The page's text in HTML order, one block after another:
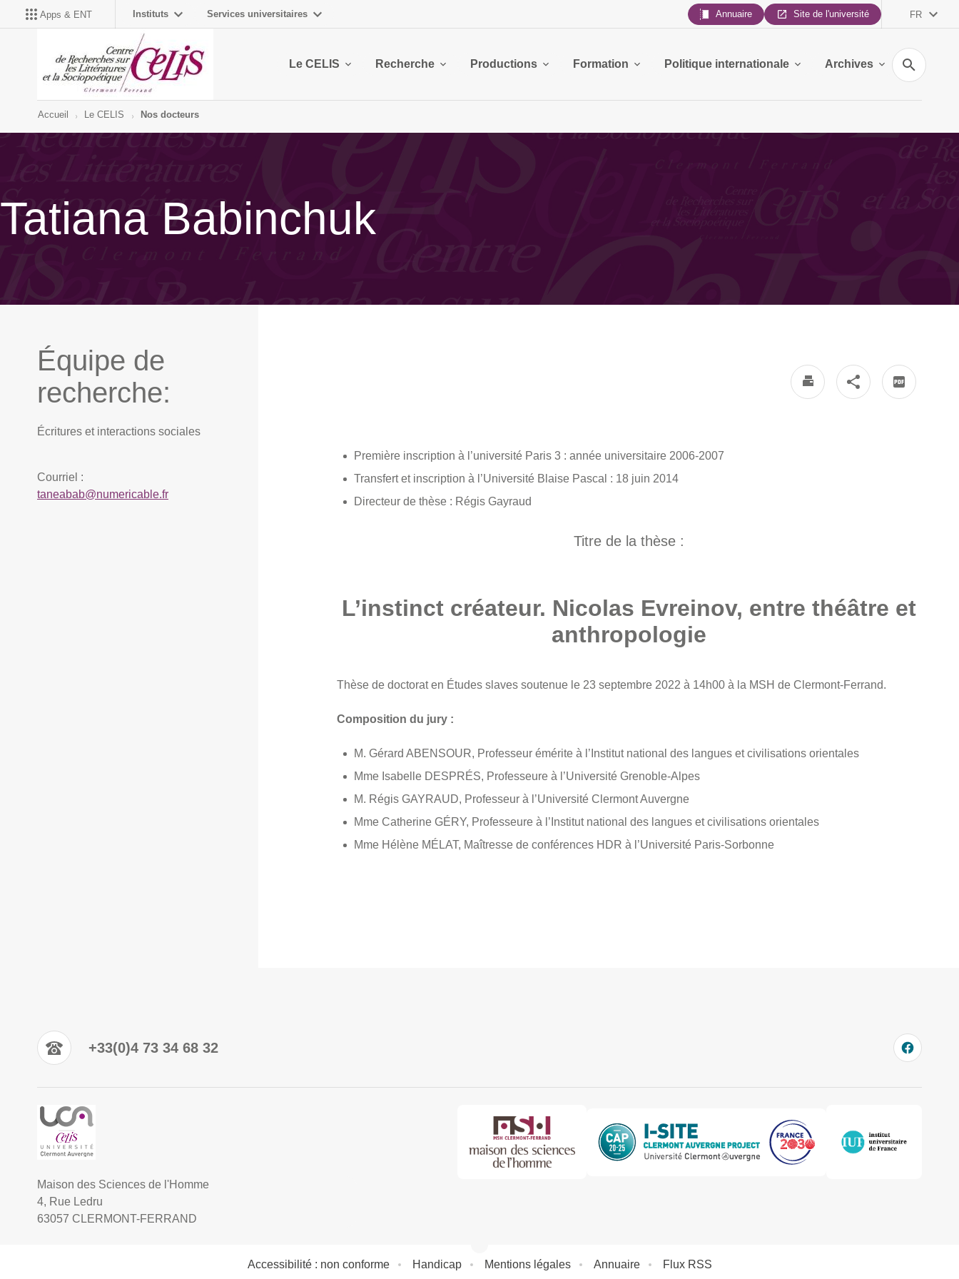
Apps & ENT Instituts Services universitaires Annuaire Site de l'université FR
Le CELIS Recherche Productions Formation Politique internationale Archives
Recherche
Accueil Le CELIS Nos docteurs
Tatiana Babinchuk
Première inscription à l’université Paris 3 : année universitaire 2006-2007
Transfert et inscription à l’Université Blaise Pascal : 18 juin 2014
Directeur de thèse : Régis Gayraud
Titre de la thèse :
L’instinct créateur. Nicolas Evreinov, entre théâtre et
anthropologie
Thèse de doctorat en Études slaves soutenue le 23 septembre 2022 à 14h00 à la MSH de Clermont-Ferrand.
Composition du jury :
M. Gérard ABENSOUR, Professeur émérite à l’Institut national des langues et civilisations orientales
Mme Isabelle DESPRÉS, Professeure à l’Université Grenoble-Alpes
M. Régis GAYRAUD, Professeur à l’Université Clermont Auvergne
Mme Catherine GÉRY, Professeure à l’Institut national des langues et civilisations orientales
Mme Hélène MÉLAT, Maîtresse de conférences HDR à l’Université Paris-Sorbonne
Équipe de
recherche:
Écritures et interactions sociales
Courriel :
taneabab@numericable.fr
+33(0)4 73 34 68 32
Maison des Sciences de l'Homme
4, Rue Ledru
63057 CLERMONT-FERRAND
Accessibilité : non conforme Handicap Mentions légales Annuaire Flux RSS